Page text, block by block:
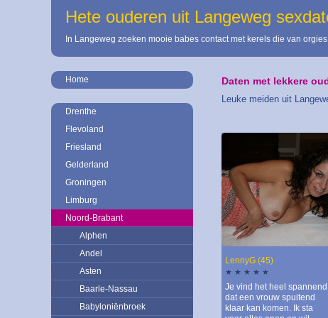
Hete ouderen uit Langeweg
In Langeweg zoeken mooie babes contact met kerels die van
Home
Drenthe
Flevoland
Friesland
Gelderland
Groningen
Limburg
Noord-Brabant
Alphen
Andel
Asten
Baarle-Nassau
Babyloniënbroek
Daten met lekkere
Leuke meiden uit
LennyG (45)
★ ★ ★ ★ ★
Je vind het heel spannend
dat een vrouw spuitend
klaar kan komen. Ik sta